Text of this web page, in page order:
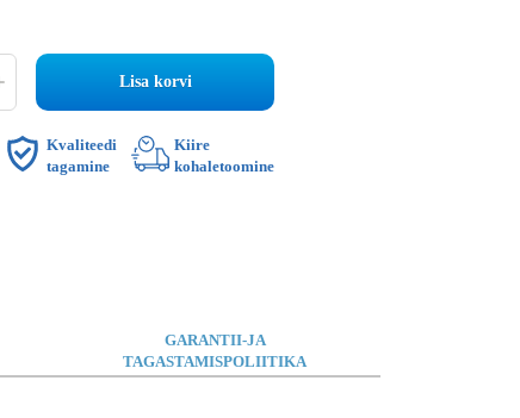
Lisa korvi
Kvaliteedi
tagamine
Kiire
kohaletoomine
GARANTII-JA
TAGASTAMISPOLIITIKA